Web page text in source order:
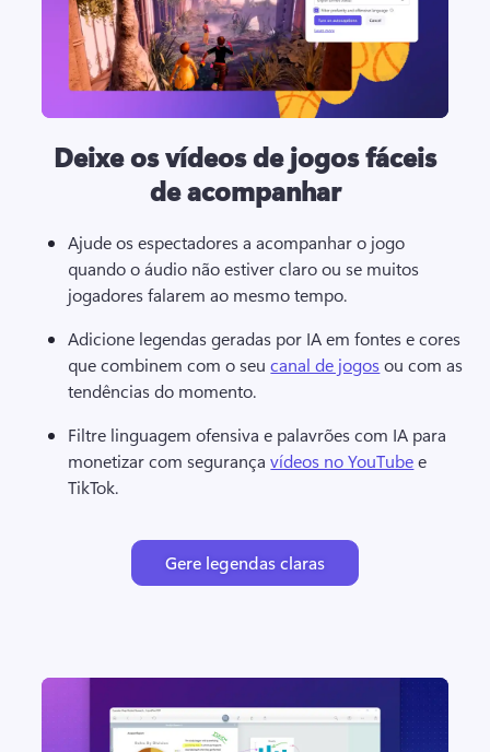
Deixe os vídeos de jogos fáceis
de acompanhar
Ajude os espectadores a acompanhar o jogo
quando o áudio não estiver claro ou se muitos
jogadores falarem ao mesmo tempo.
Adicione legendas geradas por IA em fontes e cores
que combinem com o seu canal de jogos ou com as
tendências do momento.
Filtre linguagem ofensiva e palavrões com IA para
monetizar com segurança vídeos no YouTube e
TikTok.
Gere legendas claras